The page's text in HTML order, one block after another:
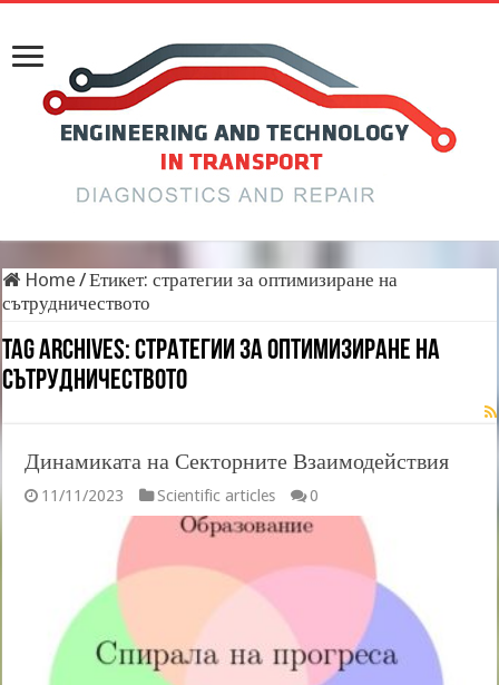
Home /Етикет:стратегии за оптимизиране на
сътрудничеството
Tag Archives:стратегии за оптимизиране на
сътрудничеството
Динамиката на Секторните Взаимодействия
11/11/2023 Scientific articles 0